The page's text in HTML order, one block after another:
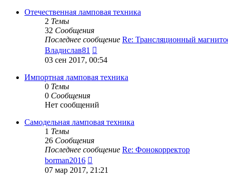
Отечественная ламповая техника
2 Темы
32 Сообщения
Последнее сообщение Re: Трансляционный
Владислав81
к
сообщению
03 сен 2017, 00:54
Импортная ламповая техника
0 Темы
0 Сообщения
Нет сообщений
Самодельная ламповая техника
1 Темы
26 Сообщения
Последнее сообщение Re: Фонокорректор
borman2016
к
07 мар 2017, 21:21